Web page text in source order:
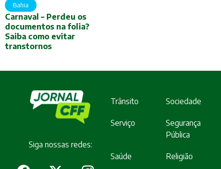
Bahia
Carnaval – Perdeu os
documentos na folia?
Saiba como evitar
transtornos
Siga nossas redes:
Trânsito Sociedade
Serviço
Segurança
Pública
Saúde Religião